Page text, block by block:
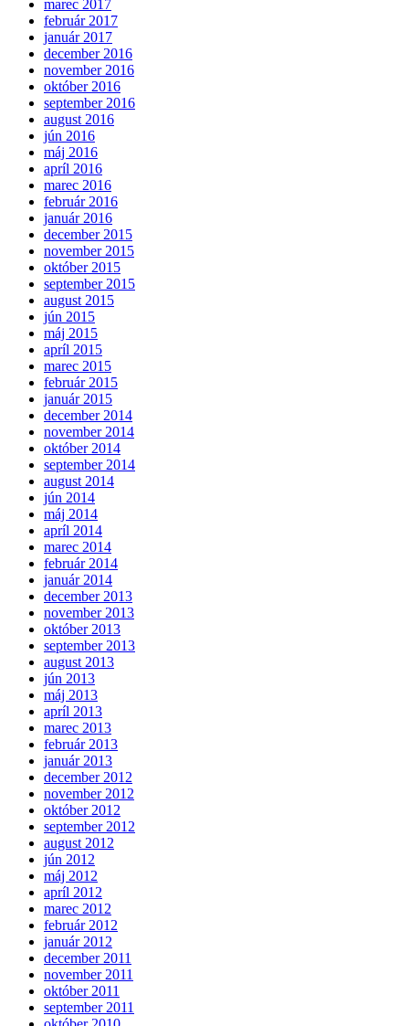
marec 2017
február 2017
január 2017
december 2016
november 2016
október 2016
september 2016
august 2016
jún 2016
máj 2016
apríl 2016
marec 2016
február 2016
január 2016
december 2015
november 2015
október 2015
september 2015
august 2015
jún 2015
máj 2015
apríl 2015
marec 2015
február 2015
január 2015
december 2014
november 2014
október 2014
september 2014
august 2014
jún 2014
máj 2014
apríl 2014
marec 2014
február 2014
január 2014
december 2013
november 2013
október 2013
september 2013
august 2013
jún 2013
máj 2013
apríl 2013
marec 2013
február 2013
január 2013
december 2012
november 2012
október 2012
september 2012
august 2012
jún 2012
máj 2012
apríl 2012
marec 2012
február 2012
január 2012
december 2011
november 2011
október 2011
september 2011